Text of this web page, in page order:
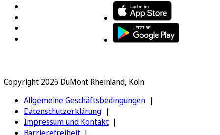
Copyright 2026 DuMont Rheinland, Köln
Allgemeine Geschäftsbedingungen
Datenschutzerklärung
Impressum und Kontakt
Barrierefreiheit